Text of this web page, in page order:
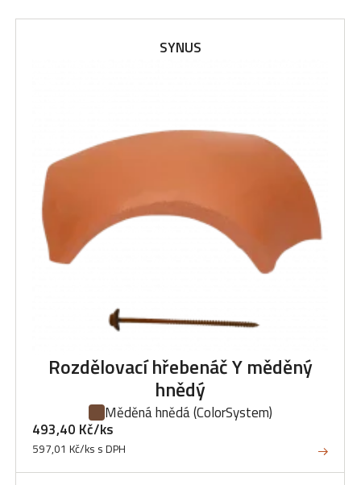
SYNUS
Rozdělovací hřebenáč Y měděný
hnědý
Měděná hnědá(ColorSystem)
493,40 Kč/ks
597,01 Kč/ks s DPH